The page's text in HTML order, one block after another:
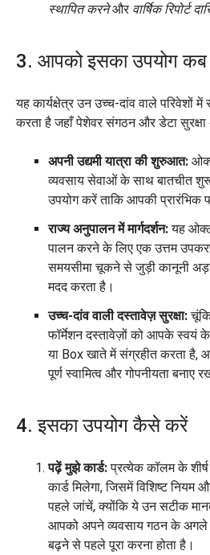
स्थापित करनेऔर वार्षिक रिपोर्ट
3. आपको इसका उपयोग कब
यह कार्यक्षेत्र उन उच्च-दांव वाले परिवेशों
करता है जहाँ पेशेवर संगठन और डेटा सुरक्षा
अपनी उद्यमी यात्रा की शुरुआत:
व्यवसाय सेवाओं के साथ बातचीत
उपयोग करें ताकि आपकी प्रारंभिक
राज्य अनुपालन में मार्गदर्शन:यह
पालन करने के लिए एक उत्तम
समयसीमा चूकने से जुड़ी कानूनी
मदद करता है।
उच्च-दांव वाली दस्तावेज़ सुरक्षा:
फॉर्मेशन दस्तावेज़ों को आपके स्वयं
या Box खाते में संग्रहीत करता है,
पूर्ण स्वामित्व और गोपनीयता बनाए
4. इसका उपयोग कैसे करें
पढ़ें मुझे कार्ड:प्रत्येक कॉलम के
कार्ड मिलेगा, जिसमें विशिष्ट नियम
पहले जांचें, क्योंकि ये उन सटीक
आपको अपने व्यवसाय गठन के
बढ़ने से पहले पूरा करना होता है।